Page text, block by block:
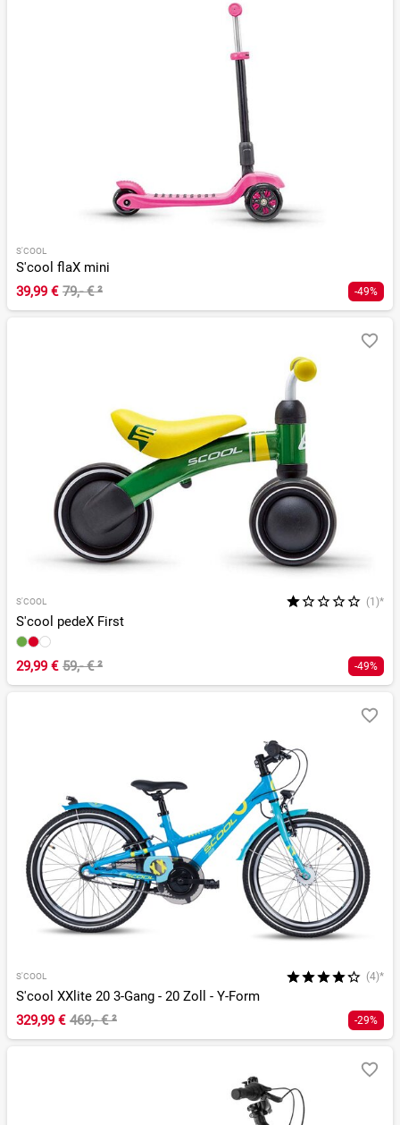
S'COOL
S'cool flaX mini
39,99 € 79,- €² -49%
S'COOL (1)*
S'cool pedeX First
29,99 € 59,- €² -49%
S'COOL (4)*
S'cool XXlite 20 3-Gang - 20 Zoll - Y-Form
329,99 € 469,- €² -29%